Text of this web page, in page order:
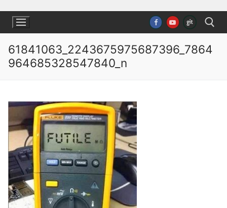
tartalomra
Keresése:
61841063_2243675975687396_7864
964685328547840_n